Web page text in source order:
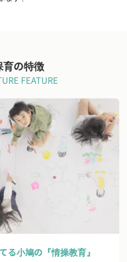
育の特徴
FEATURE
る小鳩の『情操教育』